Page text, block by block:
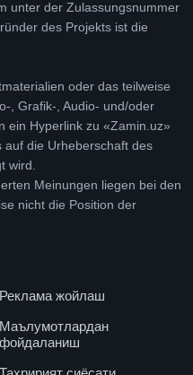
unter der Zulassungsnummer
des Projekts ist die
oder das teilweise
, Grafik-, Audio- und/oder
ein Hyperlink zu «Zamin.uz»
auf die Urheberschaft des
wird.
Meinungen liegen bei den
nicht die Position der
Реклама жойлаш
Маълумотлардан
фойдаланиш